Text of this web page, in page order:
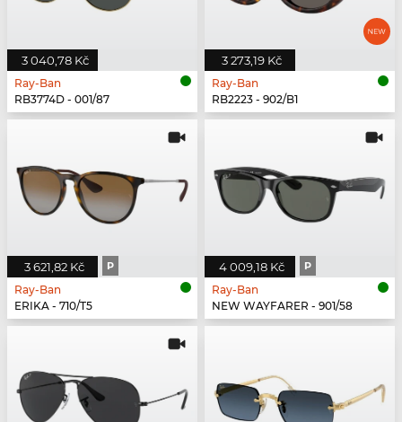
3 040,78 Kč
Ray-Ban
RB3774D - 001/87
3 273,19 Kč
Ray-Ban
RB2223 - 902/B1
3 621,82 Kč P
Ray-Ban
ERIKA - 710/T5
4 009,18 Kč P
Ray-Ban
NEW WAYFARER - 901/58